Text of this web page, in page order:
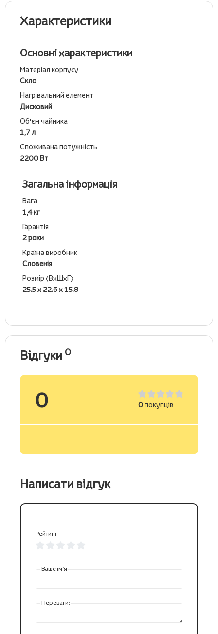
Характеристики
Основні характеристики
Матеріал корпусу
Скло
Нагрівальний елемент
Дисковий
Об'єм чайника
1,7 л
Споживана потужність
2200 Вт
Загальна інформація
Вага
1,4 кг
Гарантія
2 роки
Країна виробник
Словенія
Розмір (ВхШхГ)
25.5 х 22.6 х 15.8
Відгуки 0
0 0покупців
Написати відгук
Рейтинг
Ваше ім’я
Переваги: